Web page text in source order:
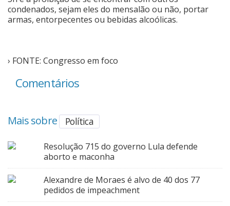
condenados, sejam eles do mensalão ou não, portar
armas, entorpecentes ou bebidas alcoólicas.
› FONTE: Congresso em foco
Comentários
Mais sobre Política
Resolução 715 do governo Lula defende
aborto e maconha
Alexandre de Moraes é alvo de 40 dos 77
pedidos de impeachment